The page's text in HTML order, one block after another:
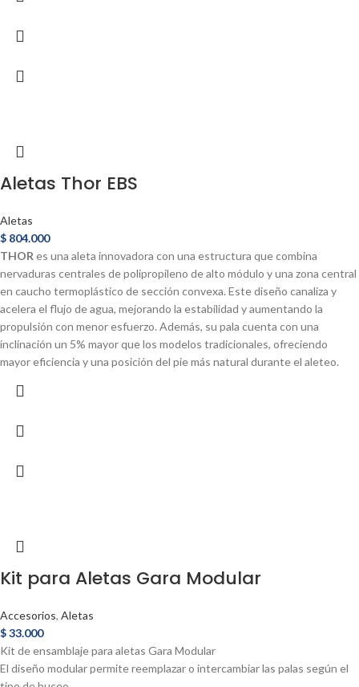
Aletas Thor EBS
Aletas
$ 804.000
THOR es una aleta innovadora con una estructura que combina
nervaduras centrales de polipropileno de alto módulo y una zona central
en caucho termoplástico de sección convexa. Este diseño canaliza y
acelera el flujo de agua, mejorando la estabilidad y aumentando la
propulsión con menor esfuerzo. Además, su pala cuenta con una
inclinación un 5% mayor que los modelos tradicionales, ofreciendo
mayor eficiencia y una posición del pie más natural durante el aleteo.
Kit para Aletas Gara Modular
Accesorios, Aletas
$33.000
Kit de ensamblaje para aletas Gara Modular
El diseño modular permite reemplazar o intercambiar las palas según el